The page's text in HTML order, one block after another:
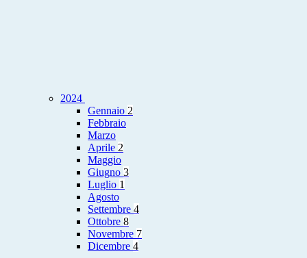
2024
Gennaio 2
Febbraio
Marzo
Aprile 2
Maggio
Giugno 3
Luglio 1
Agosto
Settembre 4
Ottobre 8
Novembre 7
Dicembre 4